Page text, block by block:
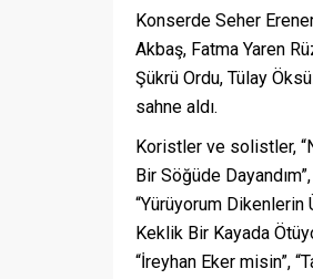
Konserde Seher
Akbaş, Fatma Yaren
Şükrü Ordu, Tülay
sahne aldı.
Koristler ve solistler,
Bir Söğüde
“Yürüyorum Dikenlerin
Keklik Bir Kayada
“İreyhan Eker misin”,